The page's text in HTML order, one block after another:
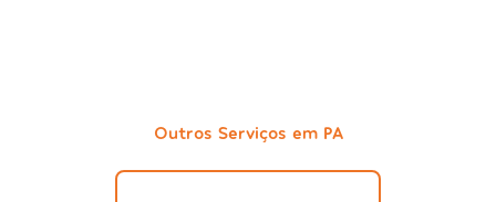
Outros Serviços em PA